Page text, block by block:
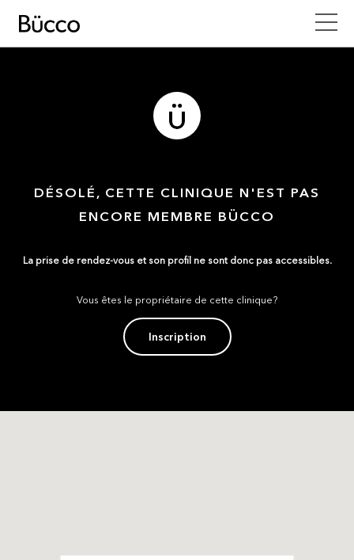
DÉSOLÉ, CETTE CLINIQUE N'EST PAS
ENCORE MEMBRE BÜCCO
La prise de rendez-vous et son profil ne sont donc pas accessibles.
Vous êtes le propriétaire de cette clinique?
Inscription